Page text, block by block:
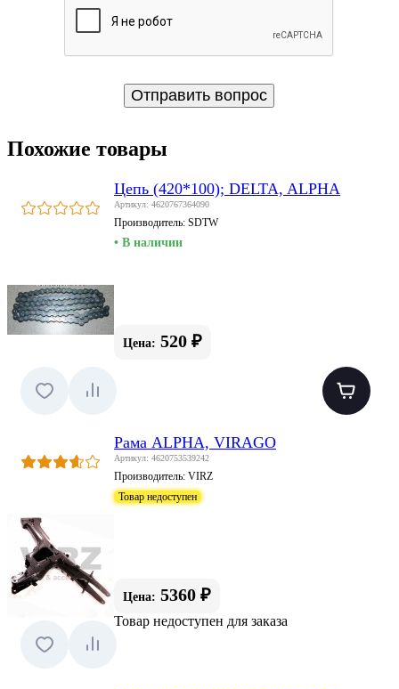
Похожие товары
Цепь (420*100); DELTA, ALPHA
Артикул: 4620767364090
Производитель: SDTW
• В наличии
Цена: 520 ₽
Рама ALPHA, VIRAGO
Артикул: 4620753539242
Производитель: VIRZ
Товар недоступен
Цена: 5360 ₽
Товар недоступен для заказа